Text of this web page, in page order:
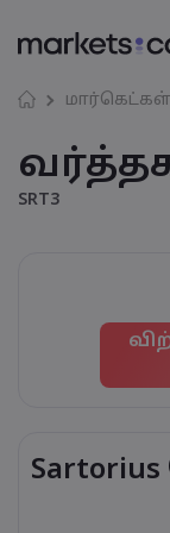
மார்கெட்கள்
வர்த்தக
SRT3